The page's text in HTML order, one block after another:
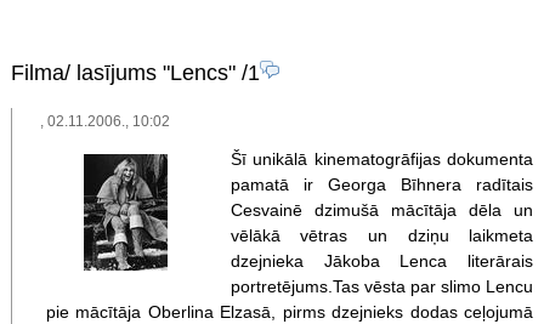
Filma/ lasījums "Lencs"/1
, 02.11.2006., 10:02
Šī unikālā kinematogrāfijas dokumenta
pamatā ir Georga Bīhnera radītais
Cesvainē dzimušā mācītāja dēla un
vēlākā vētras un dziņu laikmeta
dzejnieka Jākoba Lenca literārais
portretējums.Tas vēsta par slimo Lencu
pie mācītāja Oberlina Elzasā, pirms dzejnieks dodas ceļojumā